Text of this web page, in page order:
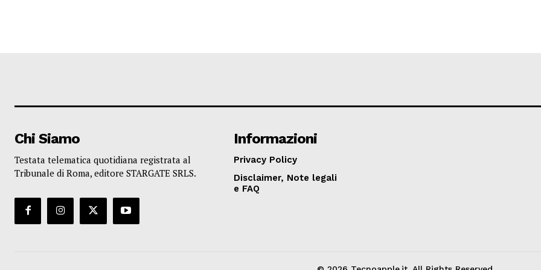
Chi Siamo
Testata telematica quotidiana registrata al
Tribunale di Roma, editore STARGATE SRLS.
Informazioni
Privacy Policy
Disclaimer, Note legali
e FAQ